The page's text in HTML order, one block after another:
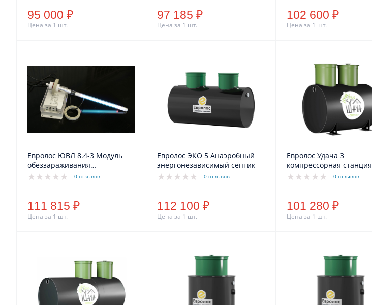
95 000 ₽
Цена за 1 шт.
97 185 ₽
Цена за 1 шт.
102 600 ₽
Цена за 1 шт.
Евролос ЮВЛ 8.4-3 Модуль
обеззараживания
ультрафиолетом0 отзывов
111 815 ₽
Цена за 1 шт.
Евролос ЭКО 5 Анаэробный
энергонезависимый септик
0 отзывов
112 100 ₽
Цена за 1 шт.
Евролос Удача 3
компрессорная станция
очистки сточных вод,
0 отзывов
101 280 ₽
Цена за 1 шт.